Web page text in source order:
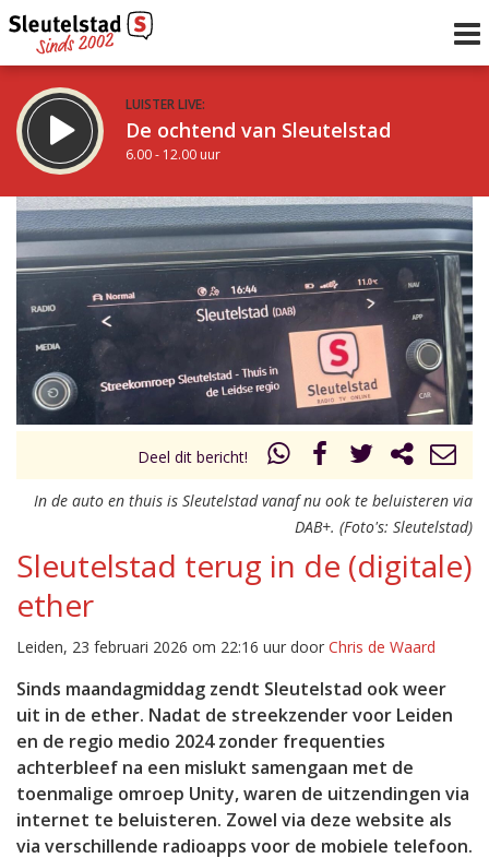
LUISTER LIVE:
De ochtend van Sleutelstad
6.00 - 12.00 uur
STRAKS:
De middag van Sleutelstad
12.00 - 17.00 uur
Vorig uur
uur 1 van 0 Volgend uur
Deel dit bericht!
In de auto en thuis is Sleutelstad vanaf nu ook te beluisteren via
DAB+. (Foto's: Sleutelstad)
Sleutelstad terug in de (digitale)
ether
Leiden, 23 februari 2026 om 22:16 uur door Chris de Waard
Sinds maandagmiddag zendt Sleutelstad ook weer
uit in de ether. Nadat de streekzender voor Leiden
en de regio medio 2024 zonder frequenties
achterbleef na een mislukt samengaan met de
toenmalige omroep Unity, waren de uitzendingen via
internet te beluisteren. Zowel via deze website als
via verschillende radioapps voor de mobiele telefoon.